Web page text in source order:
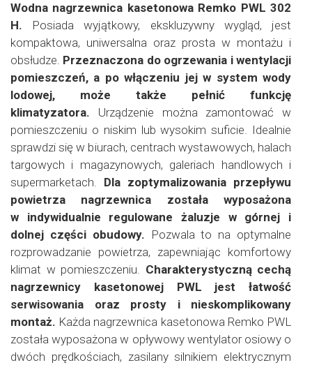
Wodna nagrzewnica kasetonowa Remko PWL 302
H.
Posiada wyjątkowy, ekskluzywny wygląd, jest
kompaktowa, uniwersalna oraz prosta w montażu i
obsłudze. Przeznaczona do ogrzewania i wentylacji
pomieszczeń, a po włączeniu jej w system wody
lodowej, może także pełnić funkcję
klimatyzatora. Urządzenie można zamontować w
pomieszczeniu o niskim lub wysokim suficie. Idealnie
sprawdzi się w biurach, centrach wystawowych, halach
targowych i magazynowych, galeriach handlowych i
supermarketach. Dla zoptymalizowania przepływu
powietrza nagrzewnica została wyposażona
w indywidualnie regulowane żaluzje w górnej i
dolnej części obudowy. Pozwala to na optymalne
rozprowadzanie powietrza, zapewniając komfortowy
klimat w pomieszczeniu. Charakterystyczną cechą
nagrzewnicy kasetonowej PWL jest łatwość
serwisowania oraz prosty i nieskomplikowany
montaż. Każda nagrzewnica kasetonowa Remko PWL
została wyposażona w opływowy wentylator osiowy o
dwóch prędkościach, zasilany silnikiem elektrycznym